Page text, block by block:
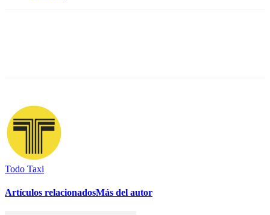
Todo Taxi
Artículos relacionadosMás del autor